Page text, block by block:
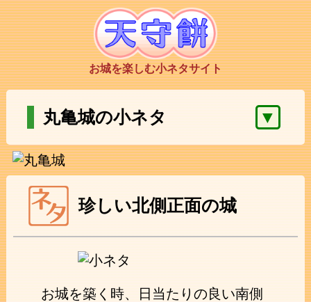
お城を楽しむ小ネタサイト
丸亀城の小ネタ ▼
珍しい北側正面の城
お城を築く時、日当たりの良い南側